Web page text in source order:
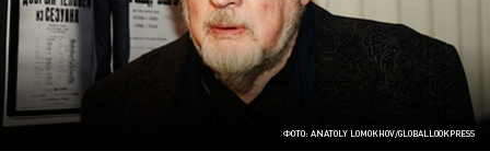
ФОТО: ANATOLY LOMOKHOV/GLOBALLOOKPRESS